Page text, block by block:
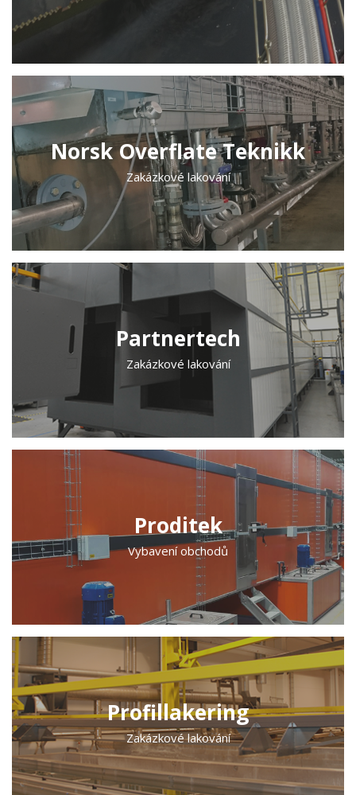
Norsk Overflate Teknikk
Zakázkové lakování
Partnertech
Zakázkové lakování
Proditek
Vybavení obchodů
Profillakering
Zakázkové lakování